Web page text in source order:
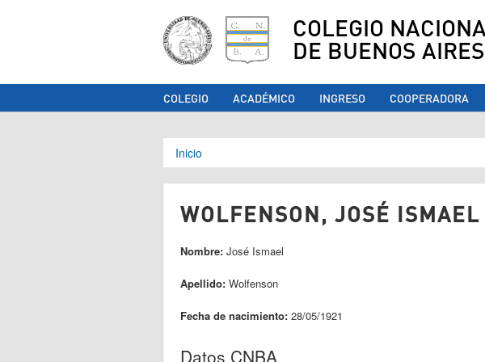
COLEGIO
DE BUENOS AIRES
COLEGIO ACADÉMICO INGRESO COOPERADORA
Se encuentra usted aquí
Inicio
WOLFENSON, JOSÉ
Nombre: José Ismael
Apellido: Wolfenson
Fecha de nacimiento: 28/05/1921
Datos CNBA